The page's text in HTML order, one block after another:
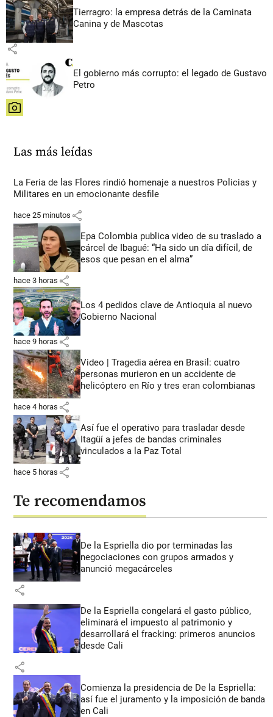
Tierragro: la empresa detrás de la Caminata
Canina y de Mascotas
share
El gobierno más corrupto: el legado de Gustavo
Petro
share
Las más leídas
La Feria de las Flores rindió homenaje a nuestros Policias y
Militares en un emocionante desfile
hace 25 minutos share
Epa Colombia publica video de su traslado a
cárcel de Ibagué: “Ha sido un día difícil, de
esos que pesan en el alma”
hace 3 horas share
Los 4 pedidos clave de Antioquia al nuevo
Gobierno Nacional
hace 9 horas share
Video | Tragedia aérea en Brasil: cuatro
personas murieron en un accidente de
helicóptero en Río y tres eran colombianas
hace 4 horas share
Así fue el operativo para trasladar desde
Itagüí a jefes de bandas criminales
vinculados a la Paz Total
hace 5 horas share
Te recomendamos
De la Espriella dio por terminadas las
negociaciones con grupos armados y
anunció megacárceles
share
De la Espriella congelará el gasto público,
eliminará el impuesto al patrimonio y
desarrollará el fracking: primeros anuncios
desde Cali
share
Comienza la presidencia de De la Espriella:
así fue el juramento y la imposición de banda
en Cali